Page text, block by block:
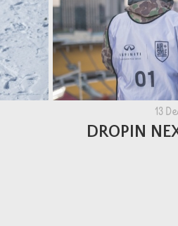
13
DROPIN